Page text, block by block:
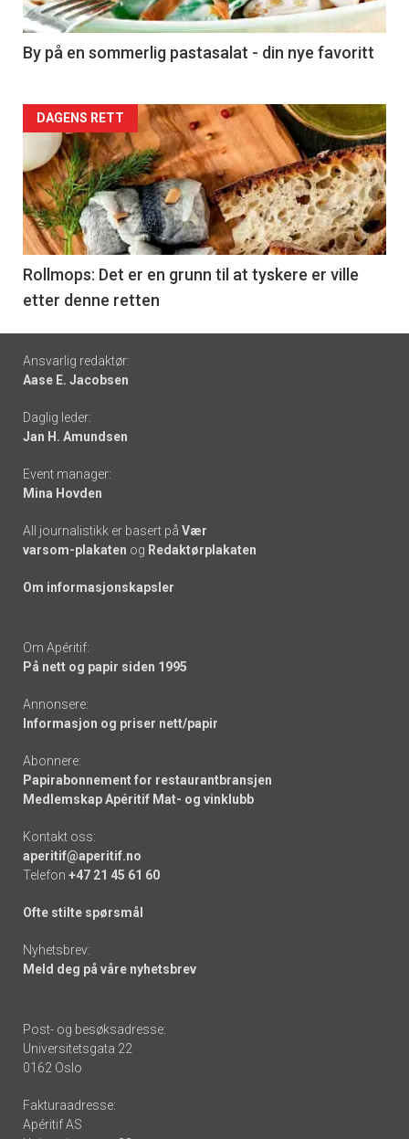
-
5
By på en sommerlig pastasalat - din nye favoritt
Forsiden
akkurat
nå
-
6
DAGENS RETT
Rollmops: Det er en grunn til at tyskere er ville
etter denne retten
Footer
-
links
Ansvarlig redaktør:
Aase E. Jacobsen
Daglig leder:
Jan H. Amundsen
Event manager:
Mina Hovden
All journalistikk er basert på Vær
varsom-plakaten og Redaktørplakaten
Om informasjonskapsler
Om Apéritif:
På nett og papir siden 1995
Annonsere:
Informasjon og priser nett/papir
Abonnere:
Papirabonnement for restaurantbransjen
Medlemskap Apéritif Mat- og vinklubb
Kontakt oss:
aperitif@aperitif.no
Telefon +47 21 45 61 60
Ofte stilte spørsmål
Nyhetsbrev:
Meld deg på våre nyhetsbrev
Post- og besøksadresse:
Universitetsgata 22
0162 Oslo
Fakturaadresse:
Apéritif AS